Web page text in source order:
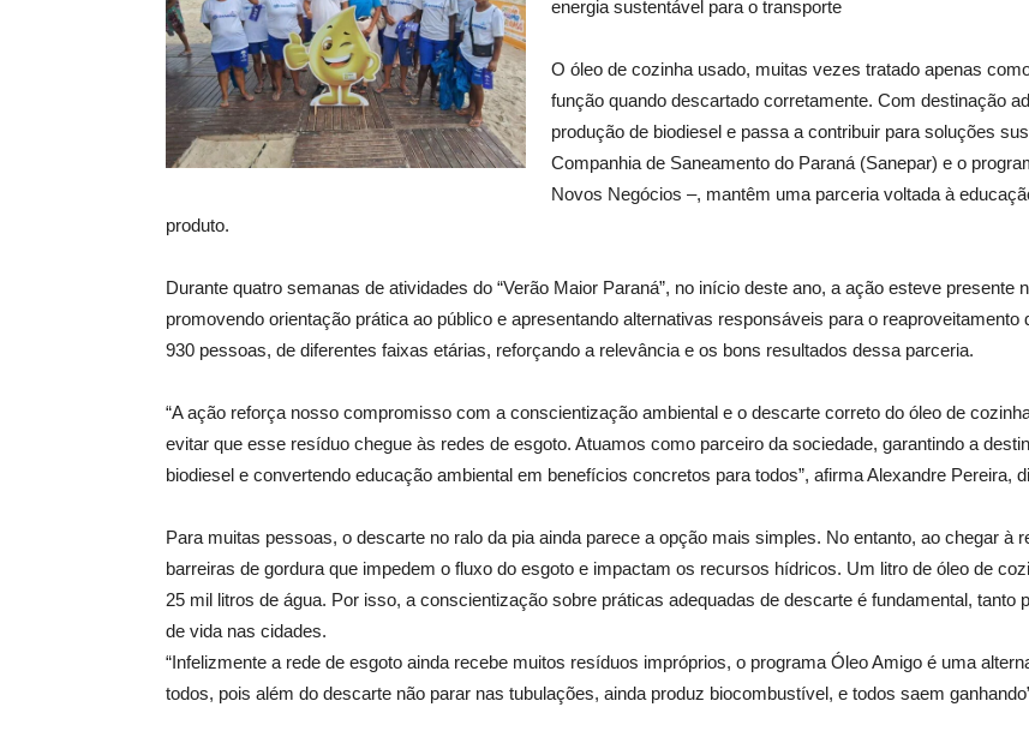
energia sustentável para o transporte
O óleo de cozinha usado, muitas vezes tratado apenas
função quando descartado corretamente. Com destinação
produção de biodiesel e passa a contribuir para soluções
Companhia de Saneamento do Paraná (Sanepar) e o
Novos Negócios –, mantêm uma parceria voltada à
produto.
Durante quatro semanas de atividades do “Verão Maior Paraná”, no início deste ano, a ação esteve
promovendo orientação prática ao público e apresentando alternativas responsáveis para o
930 pessoas, de diferentes faixas etárias, reforçando a relevância e os bons resultados dessa parceria.
“A ação reforça nosso compromisso com a conscientização ambiental e o descarte correto do óleo de
evitar que esse resíduo chegue às redes de esgoto. Atuamos como parceiro da sociedade, garantindo a
biodiesel e convertendo educação ambiental em benefícios concretos para todos”, afirma Alexandre Pereira,
Para muitas pessoas, o descarte no ralo da pia ainda parece a opção mais simples. No entanto, ao chegar à
barreiras de gordura que impedem o fluxo do esgoto e impactam os recursos hídricos. Um litro de óleo de
25 mil litros de água. Por isso, a conscientização sobre práticas adequadas de descarte é fundamental, tanto
de vida nas cidades.
“Infelizmente a rede de esgoto ainda recebe muitos resíduos impróprios, o programa Óleo Amigo é uma
todos, pois além do descarte não parar nas tubulações, ainda produz biocombustível, e todos saem